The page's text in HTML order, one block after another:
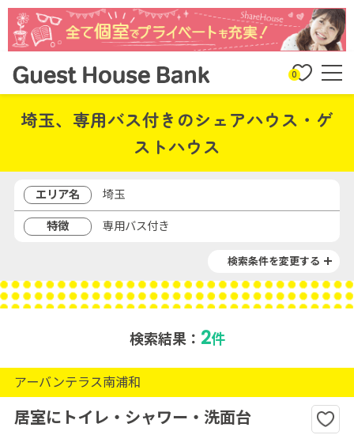
0
埼玉、専用バス付きのシェアハウス・ゲ
ストハウス
エリア名
埼玉
特徴
専用バス付き
検索条件を変更する
検索結果： 2件
アーバンテラス南浦和
居室にトイレ・シャワー・洗面台